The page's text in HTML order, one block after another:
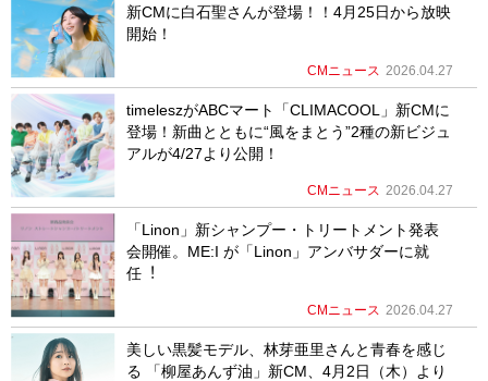
新CMに白石聖さんが登場！！4月25日から放映
開始！
CMニュース 2026.04.27
timeleszがABCマート「CLIMACOOL」新CMに
登場！新曲とともに“風をまとう”2種の新ビジュ
アルが4/27より公開！
CMニュース 2026.04.27
「Linon」新シャンプー・トリートメント発表
会開催。ME:I が「Linon」アンバサダーに就
任︕
CMニュース 2026.04.27
美しい黒髪モデル、林芽亜里さんと青春を感じ
る 「柳屋あんず油」新CM、4月2日（木）より